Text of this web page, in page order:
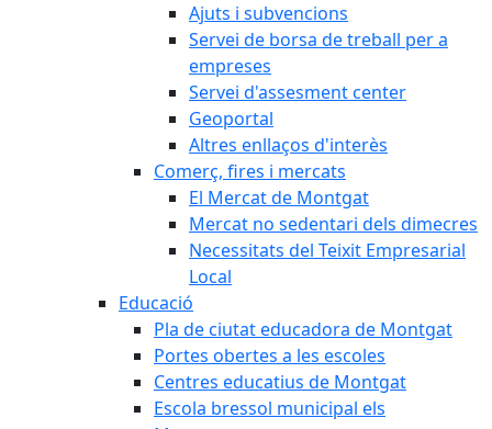
Ajuts i subvencions
Servei de borsa de treball per a
empreses
Servei d'assesment center
Geoportal
Altres enllaços d'interès
Comerç, fires i mercats
El Mercat de Montgat
Mercat no sedentari dels dimecres
Necessitats del Teixit Empresarial
Local
Educació
Pla de ciutat educadora de Montgat
Portes obertes a les escoles
Centres educatius de Montgat
Escola bressol municipal els